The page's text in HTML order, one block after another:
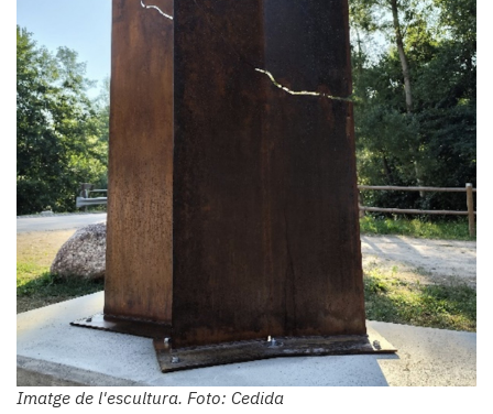
Imatge de l'escultura. Foto: Cedida